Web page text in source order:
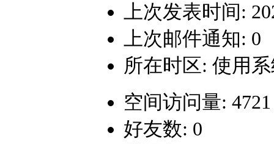
上次发表时间:
上次邮件通知: 0
所在时区: 使用
空间访问量: 4721
好友数: 0